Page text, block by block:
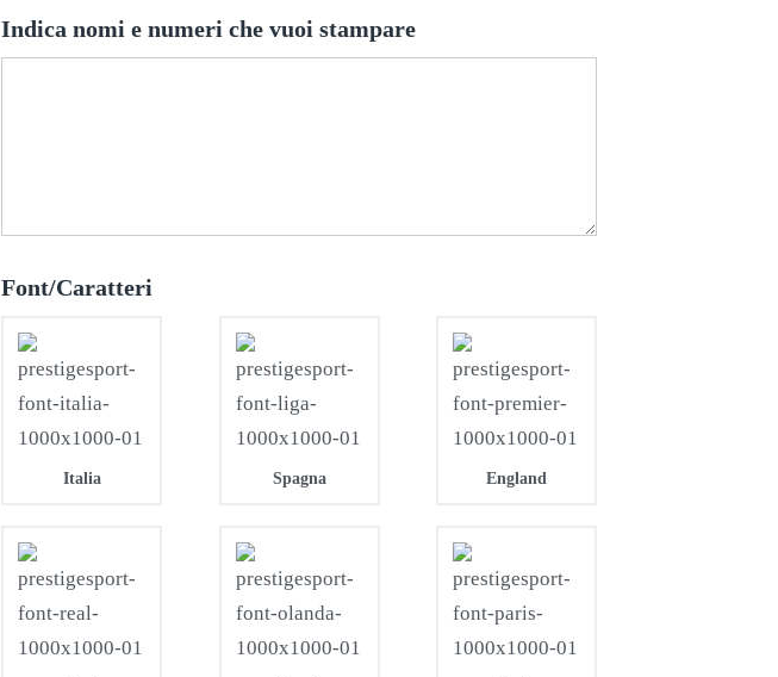
Indica nomi e numeri che vuoi stampare
Font/Caratteri
Italia Spagna England